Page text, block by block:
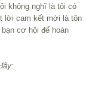
không nghĩ là tôi có
lời cam kết mới là tôn
cơ hội để hoàn